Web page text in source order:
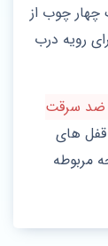
چهار چوب از
رویه درب
ضد سرقت
قفل‌ های
مربوطه